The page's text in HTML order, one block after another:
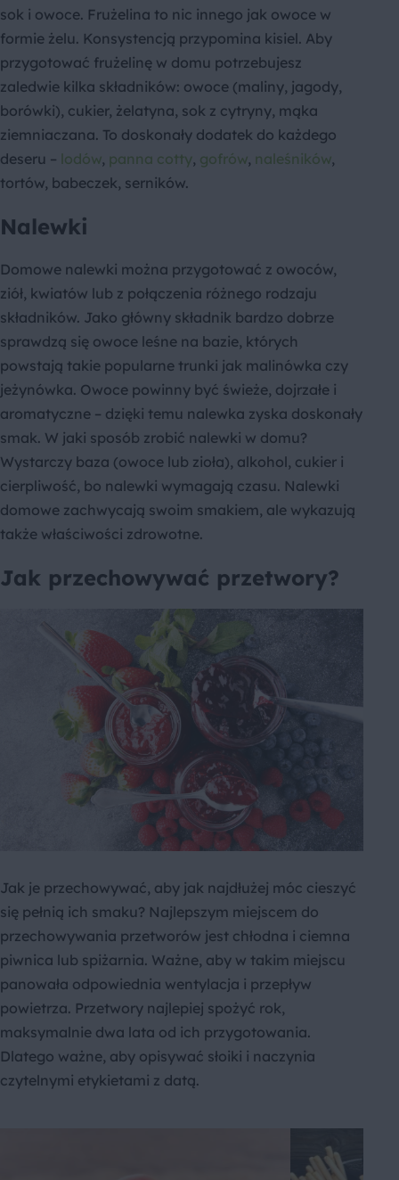
sok i owoce. Frużelina to nic innego jak owoce w
formie żelu. Konsystencją przypomina kisiel. Aby
przygotować frużelinę w domu potrzebujesz
zaledwie kilka składników: owoce (maliny, jagody,
borówki), cukier, żelatyna, sok z cytryny, mąka
ziemniaczana. To doskonały dodatek do każdego
deseru – lodów, panna cotty, gofrów, naleśników,
tortów, babeczek, serników.
Nalewki
Domowe nalewki można przygotować z owoców,
ziół, kwiatów lub z połączenia różnego rodzaju
składników. Jako główny składnik bardzo dobrze
sprawdzą się owoce leśne na bazie, których
powstają takie popularne trunki jak malinówka czy
jeżynówka. Owoce powinny być świeże, dojrzałe i
aromatyczne – dzięki temu nalewka zyska doskonały
smak. W jaki sposób zrobić nalewki w domu?
Wystarczy baza (owoce lub zioła), alkohol, cukier i
cierpliwość, bo nalewki wymagają czasu. Nalewki
domowe zachwycają swoim smakiem, ale wykazują
także właściwości zdrowotne.
Jak przechowywać przetwory?
Jak je przechowywać, aby jak najdłużej móc cieszyć
się pełnią ich smaku? Najlepszym miejscem do
przechowywania przetworów jest chłodna i ciemna
piwnica lub spiżarnia. Ważne, aby w takim miejscu
panowała odpowiednia wentylacja i przepływ
powietrza. Przetwory najlepiej spożyć rok,
maksymalnie dwa lata od ich przygotowania.
Dlatego ważne, aby opisywać słoiki i naczynia
czytelnymi etykietami z datą.